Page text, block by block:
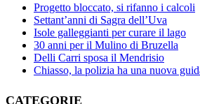
Progetto bloccato, si rifanno i calcoli
Settant’anni di Sagra dell’Uva
Isole galleggianti per curare il lago
30 anni per il Mulino di Bruzella
Delli Carri sposa il Mendrisio
Chiasso, la polizia ha una nuova
CATEGORIE